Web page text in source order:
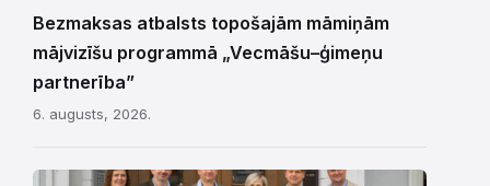
Bezmaksas atbalsts topošajām māmiņām
mājvizīšu programmā „Vecmāšu–ģimeņu
partnerība”
6. augusts, 2026.